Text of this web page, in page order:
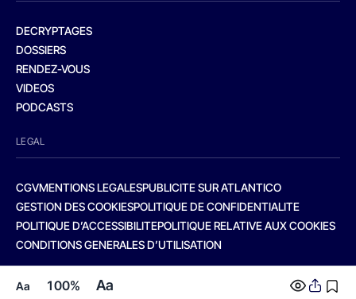
Aa 100% Aa
DECRYPTAGES
DOSSIERS
RENDEZ-VOUS
VIDEOS
PODCASTS
LEGAL
CGVMENTIONS LEGALESPUBLICITE SUR ATLANTICO
GESTION DES COOKIESPOLITIQUE DE CONFIDENTIALITE
POLITIQUE D’ACCESSIBILITEPOLITIQUE RELATIVE AUX COOKIES
CONDITIONS GENERALES D’UTILISATION